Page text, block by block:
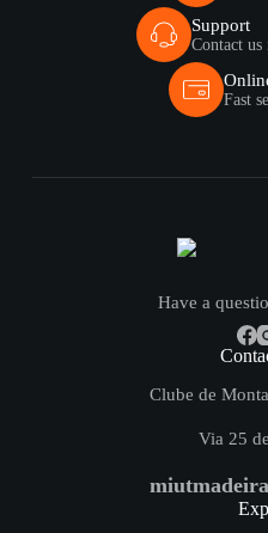
Support
Contact us
Fast
Have a
Clube de
Via 25